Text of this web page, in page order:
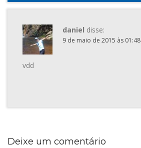
daniel disse:
9 de maio de 2015 às 01:48
vdd
Deixe um comentário